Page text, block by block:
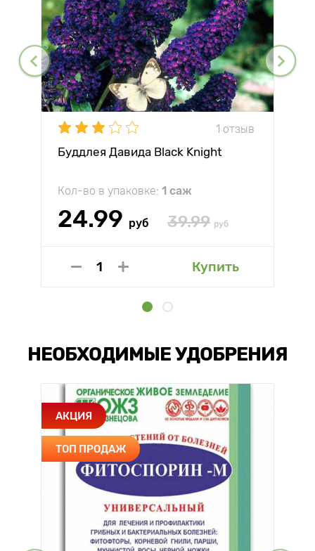
1 отзыв
Буддлея Давида Black Knight
Кол-во в упаковке: 1 саж
24.99 руб 39.99 руб
Купить
НЕОБХОДИМЫЕ УДОБРЕНИЯ
АКЦИЯ
ТОП ПРОДАЖ